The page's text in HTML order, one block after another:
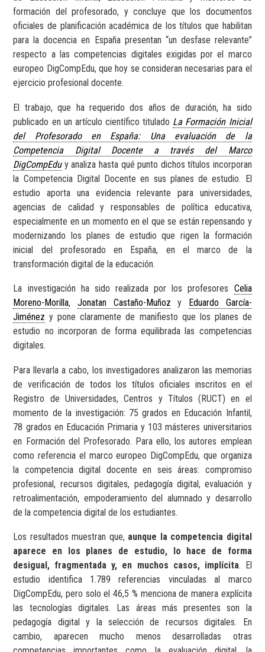
formación del profesorado, y concluye que los documentos
oficiales de planificación académica de los títulos que habilitan
para la docencia en España presentan “un desfase relevante”
respecto a las competencias digitales exigidas por el marco
europeo DigCompEdu, que hoy se consideran necesarias para el
ejercicio profesional docente.
El trabajo, que ha requerido dos años de duración, ha sido
publicado en un artículo científico titulado La Formación Inicial
del Profesorado en España: Una evaluación de la
Competencia Digital Docente a través del Marco
DigCompEduy analiza hasta qué punto dichos títulos incorporan
la Competencia Digital Docente en sus planes de estudio. El
estudio aporta una evidencia relevante para universidades,
agencias de calidad y responsables de política educativa,
especialmente en un momento en el que se están repensando y
modernizando los planes de estudio que rigen la formación
inicial del profesorado en España, en el marco de la
transformación digital de la educación.
La investigación ha sido realizada por los profesores Celia
Moreno-Morilla,Jonatan Castaño-Muñoz y
Eduardo García-
Jiménez y pone claramente de manifiesto que los planes de
estudio no incorporan de forma equilibrada las competencias
digitales.
Para llevarla a cabo, los investigadores analizaron las memorias
de verificación de todos los títulos oficiales inscritos en el
Registro de Universidades, Centros y Títulos (RUCT) en el
momento de la investigación: 75 grados en Educación Infantil,
78 grados en Educación Primaria y 103 másteres universitarios
en Formación del Profesorado. Para ello, los autores emplean
como referencia el marco europeo DigCompEdu, que organiza
la competencia digital docente en seis áreas: compromiso
profesional, recursos digitales, pedagogía digital, evaluación y
retroalimentación, empoderamiento del alumnado y desarrollo
de la competencia digital de los estudiantes.
Los resultados muestran que, aunque la competencia digital
aparece en los planes de estudio, lo hace de forma
desigual, fragmentada y, en muchos casos, implícita. El
estudio identifica 1.789 referencias vinculadas al marco
DigCompEdu, pero solo el 46,5 % menciona de manera explícita
las tecnologías digitales. Las áreas más presentes son la
pedagogía digital y la selección de recursos digitales. En
cambio, aparecen mucho menos desarrolladas otras